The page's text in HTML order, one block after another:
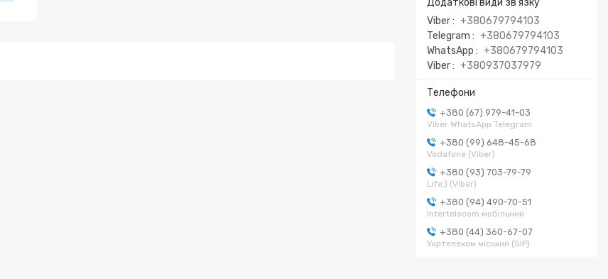
Viber
+380679794103
Telegram
+380679794103
WhatsApp
+380679794103
Viber
+380937037979
+380 (67) 979-41-03
Viber WhatsApp Telegram
+380 (99) 648-45-68
Vodafone (Viber)
+380 (93) 703-79-79
Life:) (Viber)
+380 (94) 490-70-51
Intertelecom мобільний
+380 (44) 360-67-07
Укртелеком міський (SIP)